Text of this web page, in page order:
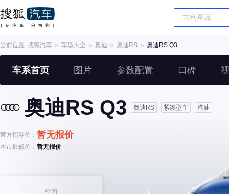
当前位置: 搜狐汽车 ＞ 车型大全 ＞ 奥迪 ＞ 奥迪RS ＞ 奥迪RS Q3
车系首页 图片 参数配置 口碑
奥迪RS Q3 奥迪RS 紧凑型车 汽油
官方指导价： 暂无报价
本市最低价： 暂无报价